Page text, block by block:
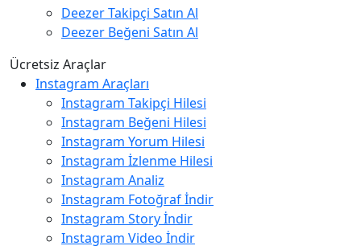
Deezer Takipçi Satın Al
Deezer Beğeni Satın Al
Ücretsiz Araçlar
Instagram Araçları
Instagram Takipçi Hilesi
Instagram Beğeni Hilesi
Instagram Yorum Hilesi
Instagram İzlenme Hilesi
Instagram Analiz
Instagram Fotoğraf İndir
Instagram Story İndir
Instagram Video İndir